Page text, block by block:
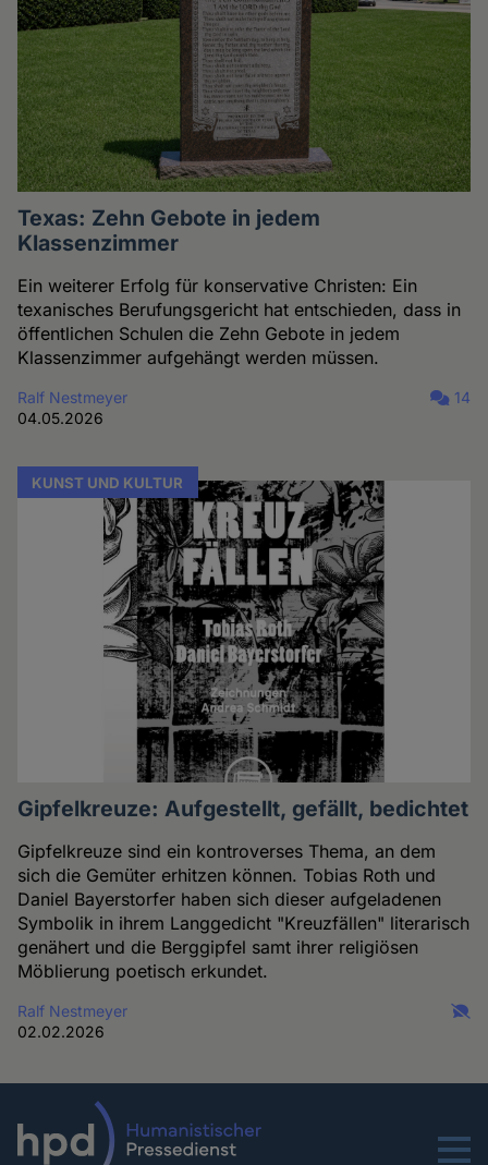
Texas: Zehn Gebote in jedem
Klassenzimmer
Ein weiterer Erfolg für konservative Christen: Ein
texanisches Berufungsgericht hat entschieden, dass in
öffentlichen Schulen die Zehn Gebote in jedem
Klassenzimmer aufgehängt werden müssen.
Ralf Nestmeyer
04.05.2026
14
KUNST UND KULTUR
Gipfelkreuze: Aufgestellt, gefällt, bedichtet
Gipfelkreuze sind ein kontroverses Thema, an dem
sich die Gemüter erhitzen können. Tobias Roth und
Daniel Bayerstorfer haben sich dieser aufgeladenen
Symbolik in ihrem Langgedicht "Kreuzfällen" literarisch
genähert und die Berggipfel samt ihrer religiösen
Möblierung poetisch erkundet.
Ralf Nestmeyer
02.02.2026
Menu